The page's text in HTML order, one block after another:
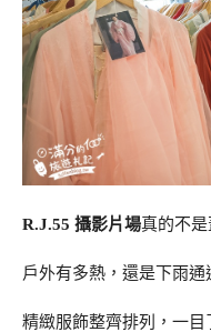
R.J.55 攝影片場真的不
戶外有多熱，還是下雨
精緻服飾整齊排列，一